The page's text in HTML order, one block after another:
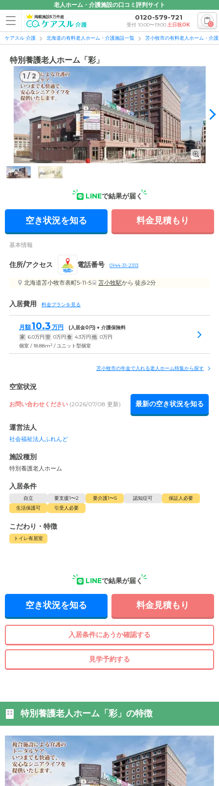
老人ホーム・介護施設の口コミ評判サイト
掲載施設5万件超 0120-579-721
受付 10:00〜19:00土日祝OK 0
ケアスル 介護 北海道の有料老人ホーム・介護施設一覧 苫小牧市の有料老人ホーム・介
特別養護老人ホーム「彩」
1/2
1/2
外観: 日常的に手厚い介護を必要とされる方も、安心してのび
のびとお過ごしいただけるよう努めています。
LINEで結果が届く
空き状況を知る 料金見積もり
基本情報
住所/アクセス
地図
電話番号 0144-31-2313
北海道苫小牧市表町5-11-5 苫小牧駅から 徒歩2分
入居費用 料金プランを見る
月額10.3 万円 (入居金0 円) + 介護保険料
家 6.0万円 管 0万円 食 4.3万円 他 0万円
個室 / 18.88m2 / ユニット型個室
苫小牧市の年金で入れる老人ホーム特集から探す
空室状況
お問い合わせください (2026/07/08 更新) 最新の空き状況を知る
運営法人
社会福祉法人ふれんど
施設種別
特別養護老人ホーム
入居条件
自立 要支援1〜2 要介護1〜5 認知症可
保証人必要
生活保護可
引受人必要
こだわり・特徴
トイレ有居室
LINEで結果が届く
空き状況を知る 料金見積もり
入居条件にあうか確認する
見学予約する
特別養護老人ホーム「彩」の特徴